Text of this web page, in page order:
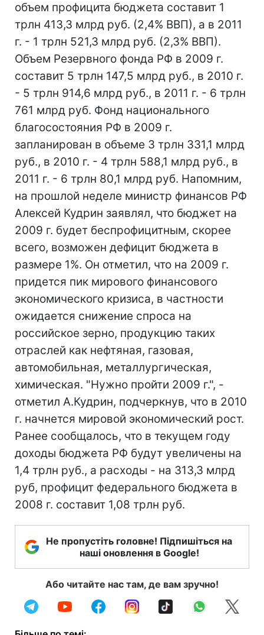
объем профицита бюджета составит 1
трлн 413,3 млрд руб. (2,4% ВВП), а в 2011
г. - 1 трлн 521,3 млрд руб. (2,3% ВВП).
Объем Резервного фонда РФ в 2009 г.
составит 5 трлн 147,5 млрд руб., в 2010 г.
- 5 трлн 914,6 млрд руб., в 2011 г. - 6 трлн
761 млрд руб. Фонд национального
благосостояния РФ в 2009 г.
запланирован в объеме 3 трлн 331,1 млрд
руб., в 2010 г. - 4 трлн 588,1 млрд руб., в
2011 г. - 6 трлн 80,1 млрд руб. Напомним,
на прошлой неделе министр финансов РФ
Алексей Кудрин заявлял, что бюджет на
2009 г. будет беспрофицитным, скорее
всего, возможен дефицит бюджета в
размере 1%. Он отметил, что на 2009 г.
придется пик мирового финансового
экономического кризиса, в частности
ожидается снижение спроса на
российское зерно, продукцию таких
отраслей как нефтяная, газовая,
автомобильная, металлургическая,
химическая. "Нужно пройти 2009 г.", -
отметил А.Кудрин, подчеркнув, что в 2010
г. начнется мировой экономический рост.
Ранее сообщалось, что в текущем году
доходы бюджета РФ будут увеличены на
1,4 трлн руб., а расходы - на 313,3 млрд
руб, профицит федерального бюджета в
2008 г. составит 1,08 трлн руб.
Не пропустіть головне! Підпишіться на
наші оновлення в Google!
Або читайте нас там, де вам зручно!